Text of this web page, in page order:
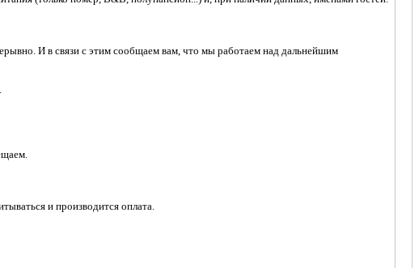
И в связи с этим сообщаем вам, что мы работаем над дальнейшим
и производится оплата.